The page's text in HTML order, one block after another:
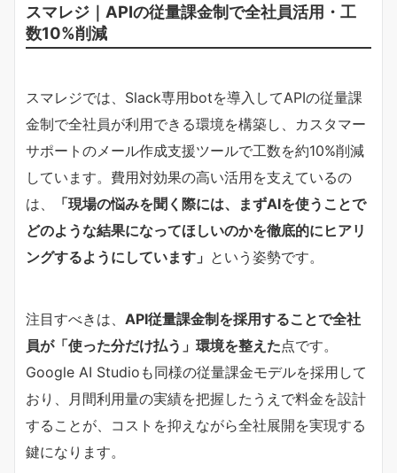
スマレジ｜APIの従量課金制で全社員活用・工
数10%削減
スマレジでは、Slack専用botを導入してAPIの従量課
金制で全社員が利用できる環境を構築し、カスタマー
サポートのメール作成支援ツールで工数を約10%削減
しています。費用対効果の高い活用を支えているの
は、​
​「現場の悩みを聞く際には、まずAIを使うことで
どのような結果になってほしいのかを徹底的にヒアリ
ングするようにしています」​ ​という姿勢です。
注目すべきは、​ API従量課金制を採用することで全社
員が「使った分だけ払う」環境を整えた​​点です。
Google AI Studioも同様の従量課金モデルを採用して
おり、月間利用量の実績を把握したうえで料金を設計
することが、コストを抑えながら全社展開を実現する
鍵になります。